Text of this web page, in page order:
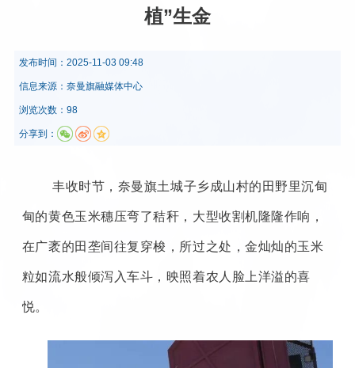
植”生金
发布时间： 2025-11-03 09:48
信息来源： 奈曼旗融媒体中心
浏览次数：98
分享到：
丰收时节，奈曼旗土城子乡成山村的田野里沉甸
甸的黄色玉米穗压弯了秸秆，大型收割机隆隆作响，
在广袤的田垄间往复穿梭，所过之处，金灿灿的玉米
粒如流水般倾泻入车斗，映照着农人脸上洋溢的喜
悦。